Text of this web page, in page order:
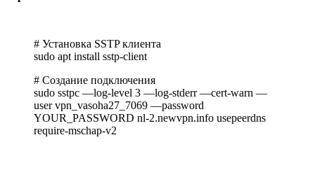
# Установка SSTP клиента
sudo apt install sstp-client
# Создание подключения
sudo sstpc —log-level 3 —log-stderr —cert-warn —
user vpn_vasoha27_7069 —password
YOUR_PASSWORD nl-2.newvpn.info usepeerdns
require-mschap-v2